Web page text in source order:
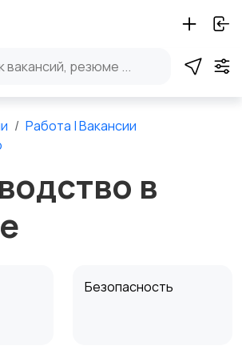
Работа | Вакансии
в
Безопасность